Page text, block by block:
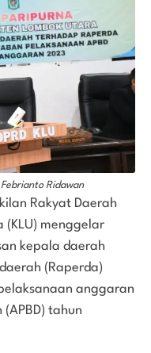
Ridawan
Rakyat Daerah
(KLU) menggelar
kepala daerah
(Raperda)
anggaran
tahun